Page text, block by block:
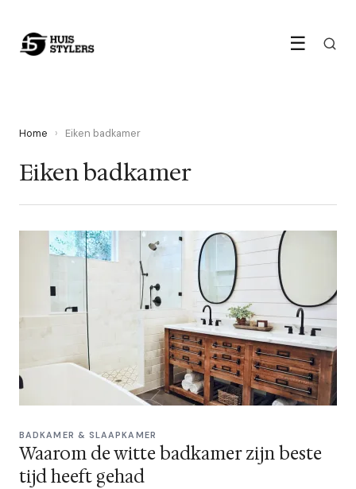
☰
Home › Eiken badkamer
Eiken badkamer
BADKAMER & SLAAPKAMER
Waarom de witte badkamer zijn beste
tijd heeft gehad